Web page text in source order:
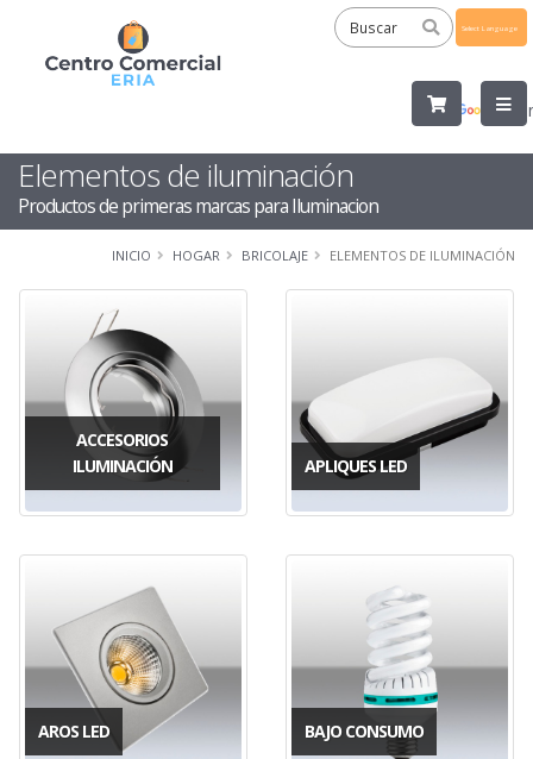
by
Elementos de iluminación
Productos de primeras marcas para Iluminacion
INICIO HOGAR BRICOLAJE ELEMENTOS DE ILUMINACIÓN
ACCESORIOS
ILUMINACIÓN
APLIQUES LED
AROS LED BAJO CONSUMO